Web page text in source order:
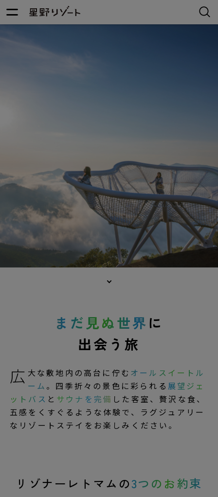
まだ見ぬ世界 に
出会う旅
広 大な敷地内の高台に佇む オールスイートル
ーム 。四季折々の景色に彩られる 展望ジェ
ットバス と サウナを完備 した客室、贅沢な食、
五感をくすぐるような体験で、ラグジュアリー
なリゾートステイをお楽しみください。
リゾナーレトマムの3つのお約束